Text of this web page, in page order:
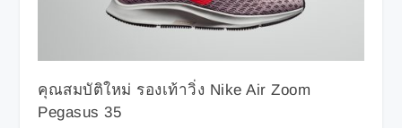
คุณสมบัติใหม่ รองเท้าวิ่ง Nike Air Zoom
Pegasus 35